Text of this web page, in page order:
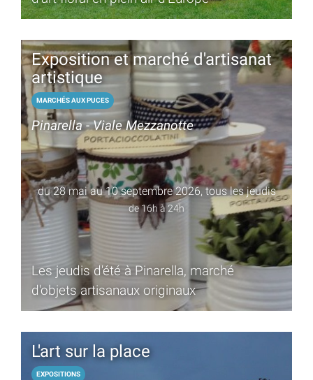
Exposition et marché d'artisanat
artistique
MARCHÉS AUX PUCES
Pinarella - Viale Mezzanotte
du 28 mai au 10 septembre 2026, tous les jeudis
de 16h à 24h
Les jeudis d'été à Pinarella, marché
d'objets artisanaux originaux
L'art sur la place
EXPOSITIONS